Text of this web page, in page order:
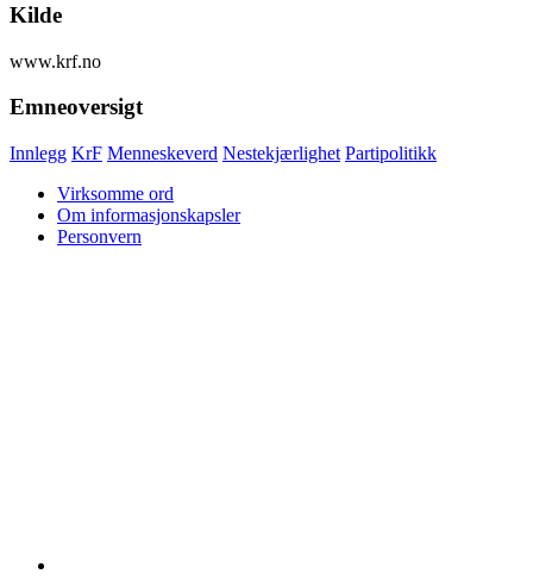
Kilde
www.krf.no
Emneoversigt
Innlegg KrF Menneskeverd Nestekjærlighet Partipolitikk
Virksomme ord
Om informasjonskapsler
Personvern